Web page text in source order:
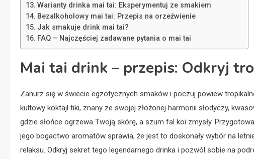
Warianty drinka mai tai: Eksperymentuj ze smakiem
Bezalkoholowy mai tai: Przepis na orzeźwienie
Jak smakuje drink mai tai?
FAQ – Najczęściej zadawane pytania o mai tai
Mai tai drink – przepis: Odkryj
Zanurz się w świecie egzotycznych smaków i poczuj powiew
kultowy koktajl tiki, znany ze swojej złożonej harmonii słodyczy,
gdzie słońce ogrzewa Twoją skórę, a szum fal koi zmysły.
jego bogactwo aromatów sprawia, że jest to doskonały wybór na
relaksu. Odkryj sekret tego legendarnego drinka i pozwól sobie na